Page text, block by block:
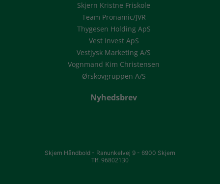
Skjern Kristne Friskole
Team Pronamic/JVR
Thygesen Holding ApS
Vest Invest ApS
Vestjysk Marketing A/S
Vognmand Kim Christensen
Ørskovgruppen A/S
Nyhedsbrev
Skjern Håndbold - Ranunkelvej 9 - 6900 Skjern
Tlf. 96802130